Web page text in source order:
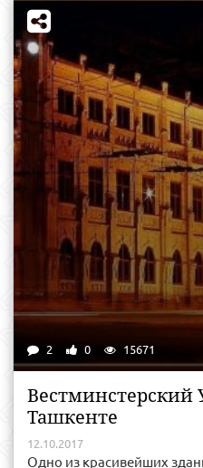
2 0 15671
Вестминстерский
Ташкенте
12.10.2017
Одно из красивейших